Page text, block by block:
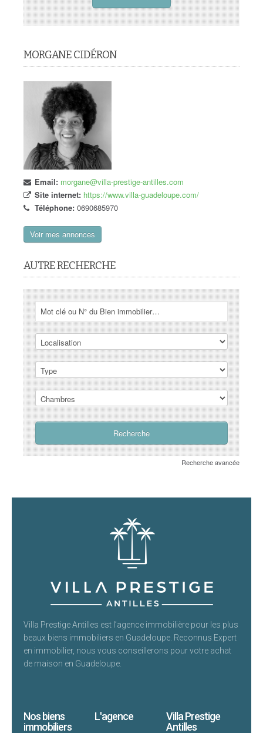
MORGANE CIDÉRON
Email: morgane@villa-prestige-antilles.com
Site internet: https://www.villa-guadeloupe.com/
Téléphone: 0690685970
Voir mes annonces
AUTRE RECHERCHE
Recherche avancée
Villa Prestige Antilles est l’agence immobilière pour les plus
beaux biens immobiliers en Guadeloupe. Reconnus Expert
en immobilier, nous vous conseillerons pour votre achat
de maison en Guadeloupe.
Nos biens
immobiliers
L'agence
Villa Prestige
Antilles